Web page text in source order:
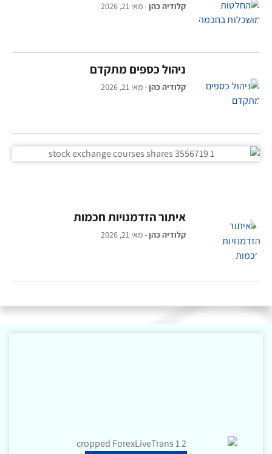
קלודיה כהן מאי 21, 2026
ניהול כספים מתקדם
קלודיה כהן מאי 21, 2026
איתור הזדמנויות חכמות
קלודיה כהן מאי 21, 2026